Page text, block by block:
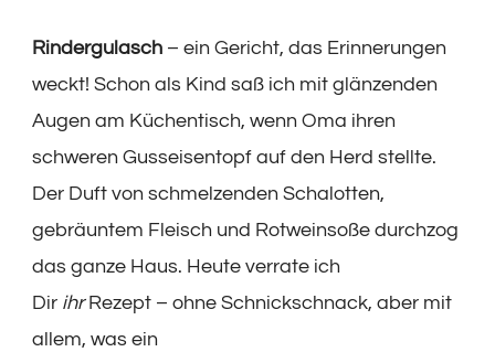
Tradition,
Tipps
Geheimnisse
Rindergulasch – ein Gericht, das Erinnerungen
weckt! Schon als Kind saß ich mit glänzenden
Augen am Küchentisch, wenn Oma ihren
schweren Gusseisentopf auf den Herd stellte.
Der Duft von schmelzenden Schalotten,
gebräuntem Fleisch und Rotweinsoße durchzog
das ganze Haus. Heute verrate ich
Dir ihrRezept – ohne Schnickschnack, aber mit
allem, was ein